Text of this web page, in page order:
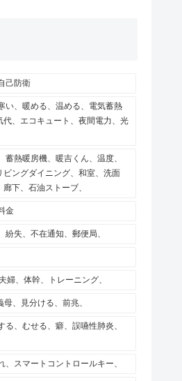
己防衛
い、暖める、温める、電気蓄熱
、エコキュート、夜間電力、光
蓄熱暖房機、暖吉くん、温度、
ングダイニング、和室、洗面
下、石油ストーブ、
金
紛失、不在通知、郵便局、
婦、体幹、トレーニング、
、見分ける、前兆、
る、むせる、癖、誤嚥性肺炎、
、スマートコントロールキー、